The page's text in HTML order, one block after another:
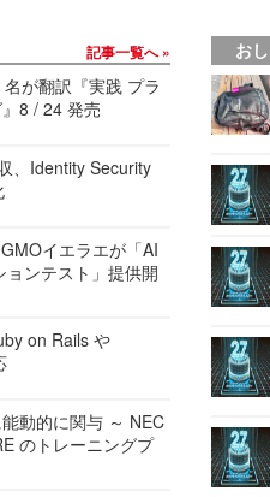
記事一覧へ
が翻訳『実践 プラ
8 / 24 発売
、Identity Security
イエラエが「AI
ンテスト」提供開
on Rails や
動的に関与 ～ NEC
のトレーニングプ
お